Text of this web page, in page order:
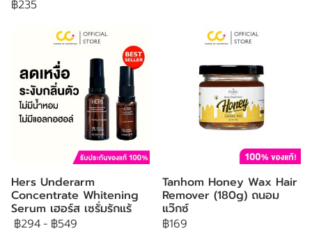
฿235
Hers Underarm
Concentrate Whitening
Serum เฮอร์ส เซรั่มรักแร้
฿294- ฿549
Tanhom Honey Wax Hair
Remover (180g) ถนอม
แว๊กซ์
฿169